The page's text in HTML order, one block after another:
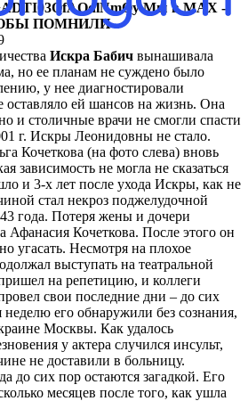
Мы в МАХ -
ПОМНИЛИ
Искра Бабич вынашивала
но ее планам не суждено было
у нее диагностировали
оставляло ей шансов на жизнь. Она
и столичные врачи не смогли спасти
г. Искры Леонидовны не стало.
Кочеткова (на фото слева) вновь
зависимость не могла не сказаться
и 3-х лет после ухода Искры, как не
стал некроз поджелудочной
года. Потеря жены и дочери
Афанасия Кочеткова. После этого он
угасать. Несмотря на плохое
выступать на театральной
на репетицию, и коллеги
свои последние дни – до сих
неделю его обнаружили без сознания,
Москвы. Как удалось
у актера случился инсульт,
не доставили в больницу.
до сих пор остаются загадкой. Его
месяцев после того, как ушла